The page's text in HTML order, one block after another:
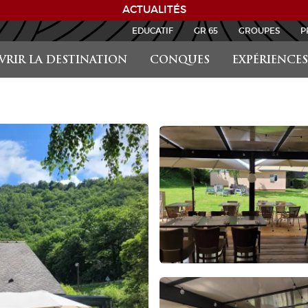
ACTUALITÉS
LA DESTINATION CONQUES EXPÉRIENCES
EDUCATIF GR 65 GROUPES